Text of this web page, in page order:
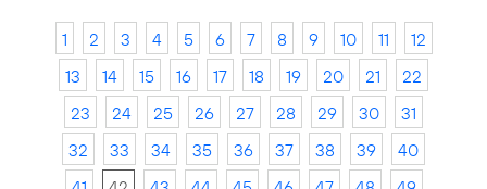
1 2 3 4 5 6 7 8 9 10 11
12
13
14 15 16 17 18 19 20 21
22
23
24 25 26 27 28 29 30
31
32
33 34 35 36 37 38 39
40